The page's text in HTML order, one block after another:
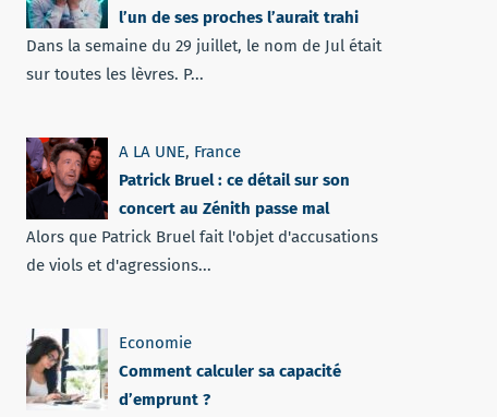
l’un de ses proches l’aurait trahi
Dans la semaine du 29 juillet, le nom de Jul était
sur toutes les lèvres. P...
A LA UNE, France
Patrick Bruel : ce détail sur son
concert au Zénith passe mal
Alors que Patrick Bruel fait l'objet d'accusations
de viols et d'agressions...
Economie
Comment calculer sa capacité
d’emprunt ?